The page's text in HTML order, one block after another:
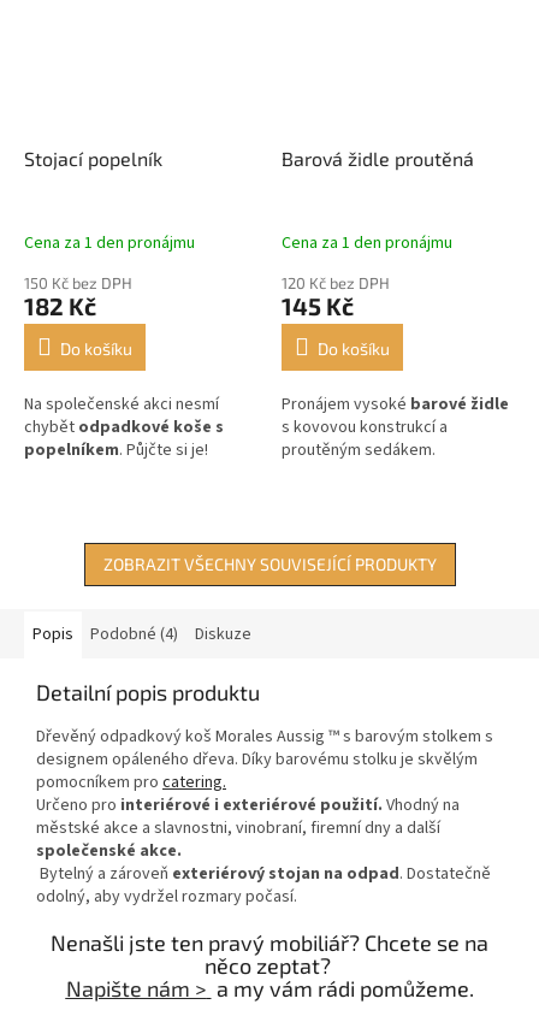
Stojací popelník
Cena za 1 den pronájmu
150 Kč bez DPH
182 Kč
Do košíku
Na společenské akci nesmí
chybět odpadkové koše s
popelníkem. Půjčte si je!
Barová židle proutěná
Cena za 1 den pronájmu
120 Kč bez DPH
145 Kč
Do košíku
Pronájem vysoké barové židle
s kovovou konstrukcí a
proutěným sedákem.
ZOBRAZIT VŠECHNY SOUVISEJÍCÍ PRODUKTY
Popis Podobné (4) Diskuze
Detailní popis produktu
Dřevěný odpadkový koš Morales Aussig ™ s barovým stolkem s
designem opáleného dřeva. Díky barovému stolku je skvělým
pomocníkem pro catering.
Určeno pro interiérové i exteriérové použití. Vhodný na
městské akce a slavnostni, vinobraní, firemní dny a další
společenské akce.
Bytelný a zároveň exteriérový stojan na odpad. Dostatečně
odolný, aby vydržel rozmary počasí.
Nenašli jste ten pravý mobiliář? Chcete se na
něco zeptat?
Napište nám > a my vám rádi pomůžeme.